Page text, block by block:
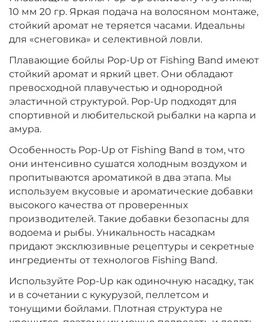
10 мм 20 гр. Яркая подача на волосяном монтаже,
стойкий аромат не теряется часами. Идеальны
для «снеговика» и селективной ловли.
Плавающие бойлы Pop-Up от Fishing Band имеют
стойкий аромат и яркий цвет. Они обладают
превосходной плавучестью и однородной
эластичной структурой. Pop-Up подходят для
спортивной и любительской рыбалки на карпа и
амура.
Особенность Pop-Up от Fishing Band в том, что
они интенсивно сушатся холодным воздухом и
пропитываются ароматикой в два этапа. Мы
используем вкусовые и ароматические добавки
высокого качества от проверенных
производителей. Такие добавки безопасны для
водоема и рыбы. Уникальность насадкам
придают эксклюзивные рецептуры и секретные
ингредиенты от технологов Fishing Band.
Используйте Pop-Up как одиночную насадку, так
и в сочетании с кукурузой, пеллетсом и
тонущими бойлами. Плотная структура не